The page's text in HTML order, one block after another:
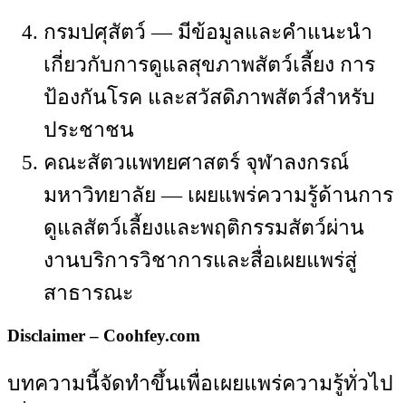
กรมปศุสัตว์ — มีข้อมูลและคำแนะนำ
เกี่ยวกับการดูแลสุขภาพสัตว์เลี้ยง การ
ป้องกันโรค และสวัสดิภาพสัตว์สำหรับ
ประชาชน
คณะสัตวแพทยศาสตร์ จุฬาลงกรณ์
มหาวิทยาลัย — เผยแพร่ความรู้ด้านการ
ดูแลสัตว์เลี้ยงและพฤติกรรมสัตว์ผ่าน
งานบริการวิชาการและสื่อเผยแพร่สู่
สาธารณะ
Disclaimer – Coohfey.com
บทความนี้จัดทำขึ้นเพื่อเผยแพร่ความรู้ทั่วไป